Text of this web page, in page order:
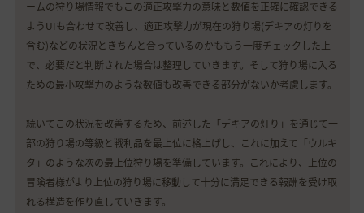
ームの狩り場情報でもこの適正攻撃力の意味と数値を正確に確認できる
ようUIも合わせて改善し、適正攻撃力が現在の狩り場(デキアの灯りを
含む)などの状況ときちんと合っているのかももう一度チェックした上
で、必要だと判断された場合は整理していきます。そして狩り場に入る
ための最小攻撃力のような数値も改善できる部分がないか考慮します。
続いてこの状況を改善するため、前述した「デキアの灯り」を通じて一
部の狩り場の等級と戦利品を最上位に格上げし、これに加えて「ウルキ
タ」のような次の最上位狩り場を準備しています。これにより、上位の
冒険者様がより上位の狩り場に移動して十分に満足できる報酬を受け取
れる構造を作り直していきます。